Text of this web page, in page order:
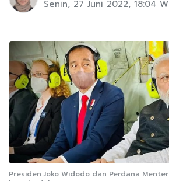
Senin, 27 Juni 2022, 18:04
Presiden Joko Widodo dan Perdana